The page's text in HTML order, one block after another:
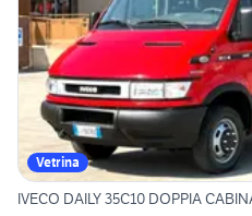
Vetrina
IVECO DAILY 35C10 DOPPIA